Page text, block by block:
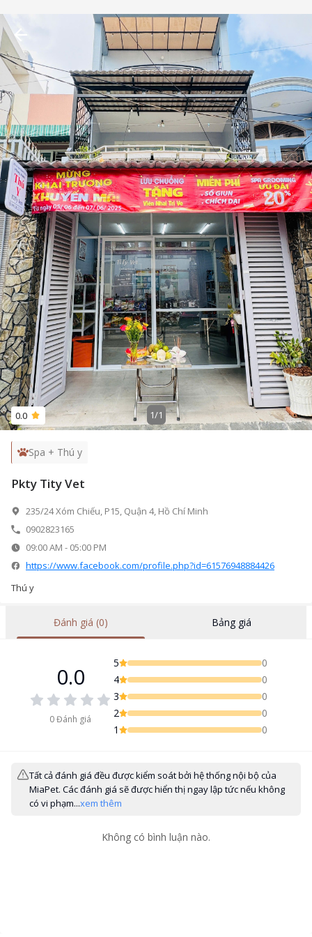
0.0 1/1
Spa + Thú y
Pkty Tity Vet
235/24 Xóm Chiếu, P15, Quận 4, Hồ Chí Minh
0902823165
09:00 AM - 05:00 PM
https://www.facebook.com/profile.php?id=61576948884426
Thú y
Đánh giá (0) Bảng giá
0.0
0Đánh giá
5
0
4
0
3
0
2
0
1
0
Tất cả đánh giá đều được kiểm soát bởi hệ thống nội bộ của
MiaPet. Các đánh giá sẽ được hiển thị ngay lập tức nếu không
có vi phạm...xem thêm
Không có bình luận nào.